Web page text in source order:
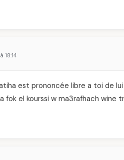
18:14
est prononcée libre a toi de
fok el kourssi w ma3rafhach wine